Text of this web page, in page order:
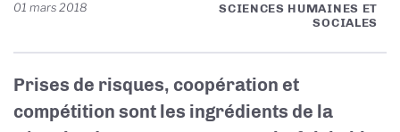
01 mars 2018
SCIENCES HUMAINES ET
SOCIALES
Prises de risques, coopération et
compétition sont les ingrédients de la